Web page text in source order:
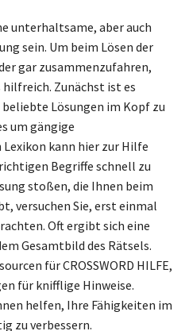
unterhaltsame, aber auch
sein. Um beim Lösen der
gar zusammenzufahren,
Zunächst ist es
Lösungen im Kopf zu
um gängige
kann hier zur Hilfe
Begriffe schnell zu
stoßen, die Ihnen beim
versuchen Sie, erst einmal
Oft ergibt sich eine
Gesamtbild des Rätsels.
für CROSSWORD HILFE,
für knifflige Hinweise.
helfen, Ihre Fähigkeiten im
zu verbessern.